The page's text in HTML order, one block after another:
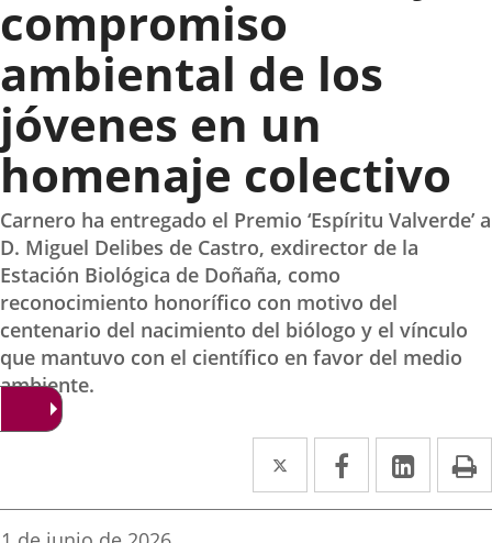
compromiso
ambiental de los
jóvenes en un
homenaje colectivo
Carnero ha entregado el Premio ‘Espíritu Valverde’ a
D. Miguel Delibes de Castro, exdirector de la
Estación Biológica de Doñaña, como
reconocimiento honorífico con motivo del
centenario del nacimiento del biólogo y el vínculo
que mantuvo con el científico en favor del medio
ambiente.
Twitter
Enlace
a
Facebook
Enlace
a
Enlace
a
Fecha